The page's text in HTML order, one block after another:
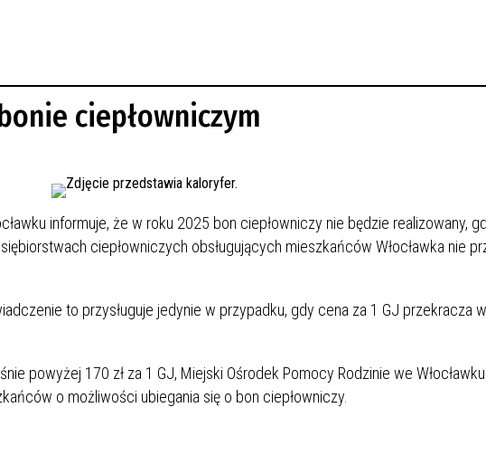
ciepłowniczym
informuje, że w roku 2025 bon ciepłowniczy nie będzie realizowany,
ciepłowniczych obsługujących mieszkańców Włocławka nie
to przysługuje jedynie w przypadku, gdy cena za 1 GJ przekracza
powyżej 170 zł za 1 GJ, Miejski Ośrodek Pomocy Rodzinie we
o możliwości ubiegania się o bon ciepłowniczy.